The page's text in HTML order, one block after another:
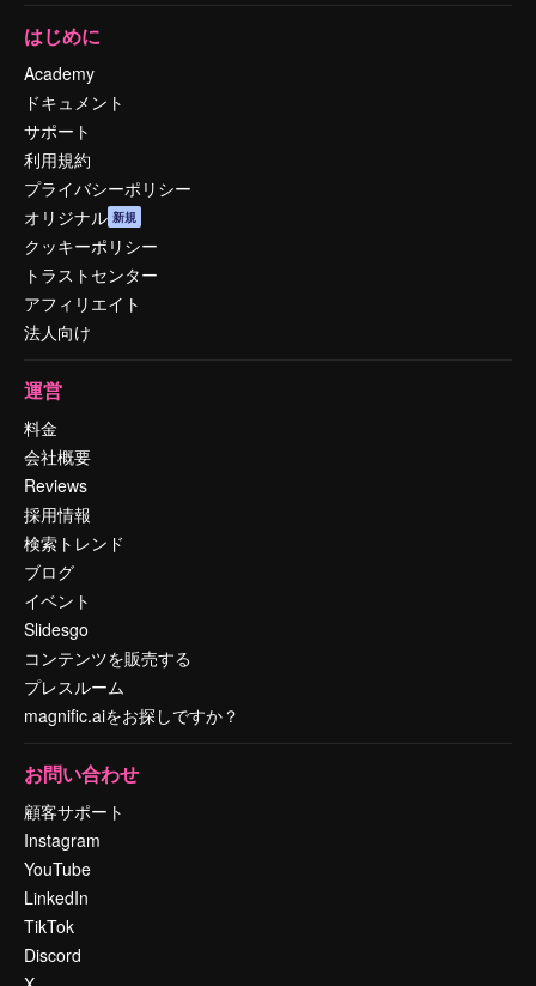
はじめに
Academy
ドキュメント
サポート
利用規約
プライバシーポリシー
オリジナル 新規
クッキーポリシー
トラストセンター
アフィリエイト
法人向け
運営
料金
会社概要
Reviews
採用情報
検索トレンド
ブログ
イベント
Slidesgo
コンテンツを販売する
プレスルーム
magnific.aiをお探しですか？
お問い合わせ
顧客サポート
Instagram
YouTube
LinkedIn
TikTok
Discord